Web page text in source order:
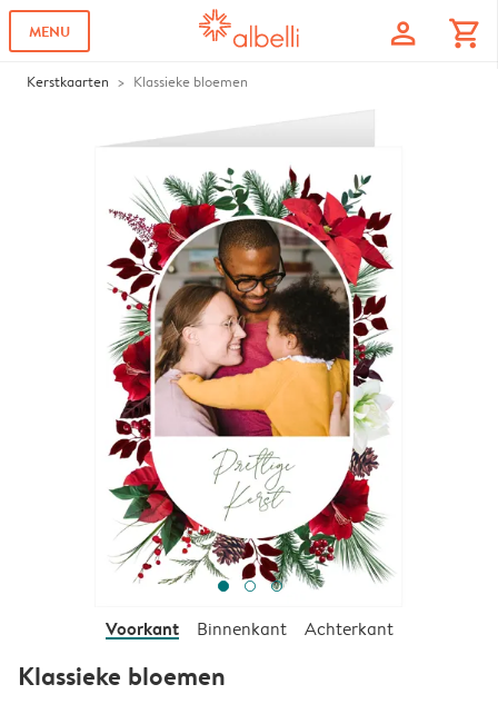
MENU profile shopping_cart
Kerstkaarten Klassieke bloemen
Voorkant Binnenkant Achterkant
Klassieke bloemen